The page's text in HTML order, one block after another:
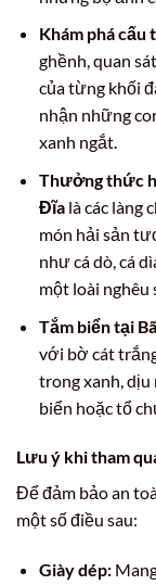
Khám phá cấu
ghềnh, quan
của từng khối
nhận những
xanh ngắt.
Thưởng thức
Đĩalà các làng
món hải sản
như cá dò, cá
một loài nghêu
Tắm biển tại
với bờ cát
trong xanh,
biển hoặc tổ
Lưu ý khi tham
Để đảm bảo an
một số điều sau:
Giày dép: